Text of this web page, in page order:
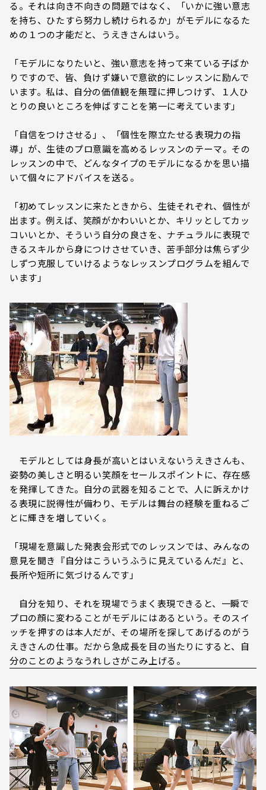
る。それは向き不向きの問題ではなく、「いかに強い意志
を持ち、ひたすら努力し続けられるか」がモデルになるた
めの１つの才能だと、うえきさんはいう。
「モデルになりたいと、強い意志を持って来ている子ばか
りですので、皆、負けず嫌いで意欲的にレッスンに励んで
います。私は、自分の価値観を無理に押しつけず、１人ひ
とりの良いところを伸ばすことを第一に考えています」
「自信をつけさせる」、「個性を際立たせる表現力の指
導」が、生徒のプロ意識を高めるレッスンのテーマ。その
レッスンの中で、どんなタイプのモデルになるかを思い描
いて個々にアドバイスを送る。
「初めてレッスンに来たときから、生徒それぞれ、個性が
出ます。例えば、笑顔がかわいいとか、キリッとしてカッ
コいいとか、そういう自分の良さを、ナチュラルに表現で
きるスキルから身につけさせていき、苦手部分は焦らず少
しずつ克服していけるようなレッスンプログラムを組んで
います」
モデルとしては身長が高いとはいえないうえきさんも、
姿勢の美しさと明るい笑顔をセールスポイントに、存在感
を発揮してきた。自分の武器を知ることで、人に訴えかけ
る表現に説得性が備わり、モデルは舞台の経験を重ねるご
とに輝きを増していく。
「現場を意識した発表会形式でのレッスンでは、みんなの
意見を聞き『自分はこういうふうに見えているんだ』と、
長所や短所に気づけるんです」
自分を知り、それを現場でうまく表現できると、一瞬で
プロの顔に変わることがモデルにはあるという。そのスイ
ッチを押すのは本人だが、その場所を探してあげるのがう
えきさんの仕事。だから急成長を目の当たりにすると、自
分のことのようなうれしさがこみ上げる。